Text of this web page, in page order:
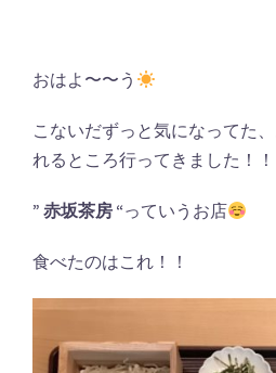
おはよ〜〜う
こないだずっと気になってた
れるところ行ってきました！！
” 赤坂茶房 “っていうお店
食べたのはこれ！！